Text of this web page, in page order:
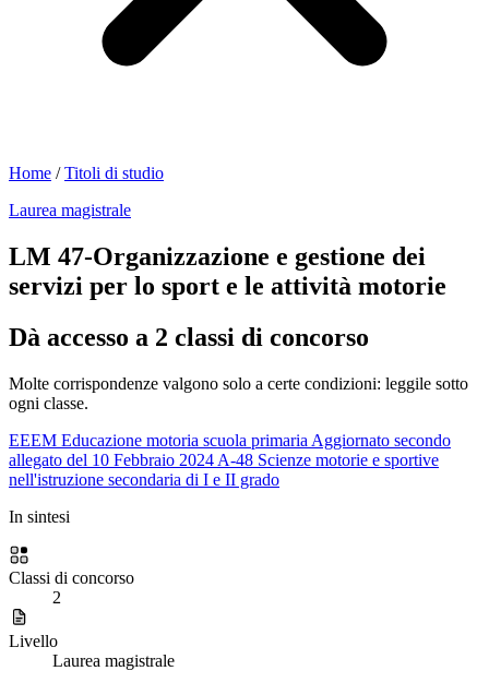
Home /Titoli di studio
Laurea magistrale
LM 47-Organizzazione e gestione dei
servizi per lo sport e le attività motorie
Dà accesso a 2 classi di concorso
Molte corrispondenze valgono solo a certe condizioni: leggile sotto
ogni classe.
EEEM Educazione motoria scuola primaria Aggiornato secondo
allegato del 10 Febbraio 2024 A-48 Scienze motorie e sportive
nell'istruzione secondaria di I e II grado
In sintesi
Classi di concorso
2
Livello
Laurea magistrale